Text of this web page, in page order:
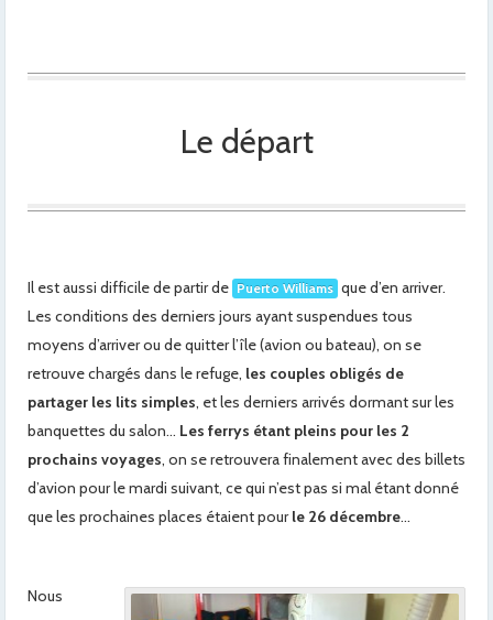
Le départ
Il est aussi difficile de partir de Puerto Williams que d’en arriver.
Les conditions des derniers jours ayant suspendues tous
moyens d’arriver ou de quitter l’île (avion ou bateau), on se
retrouve chargés dans le refuge, les couples obligés de
partager les lits simples, et les derniers arrivés dormant sur les
banquettes du salon… Les ferrys étant pleins pour les 2
prochains voyages, on se retrouvera finalement avec des billets
d’avion pour le mardi suivant, ce qui n’est pas si mal étant donné
que les prochaines places étaient pourle 26 décembre…
Nous